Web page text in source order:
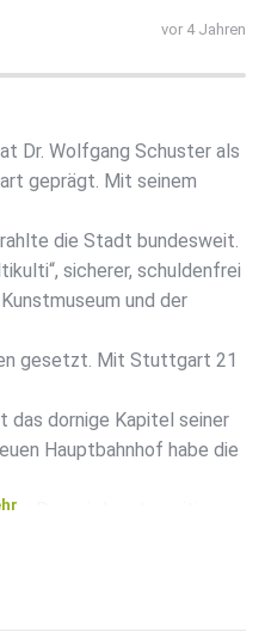
vor 4 Jahren
Dr. Wolfgang Schuster als
geprägt. Mit seinem
die Stadt bundesweit.
sicherer, schuldenfrei
und der
gesetzt. Mit Stuttgart 21
das dornige Kapitel seiner
Hauptbahnhof habe die
„Das wird erst positiv